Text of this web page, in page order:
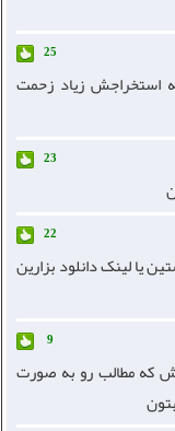
25
استخراجش زیاد زحمت
23
22
یا لینک دانلود بزارین
9
که مطالب رو به صورت